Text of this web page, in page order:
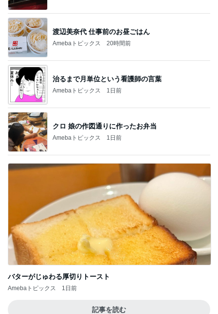
渡辺美奈代 仕事前のお昼ごはん
Amebaトピックス 20時間前
治るまで月単位という看護師の言葉
Amebaトピックス 1日前
クロ 娘の作図通りに作ったお弁当
Amebaトピックス 1日前
バターがじゅわる厚切りトースト
Amebaトピックス 1日前
記事を読む